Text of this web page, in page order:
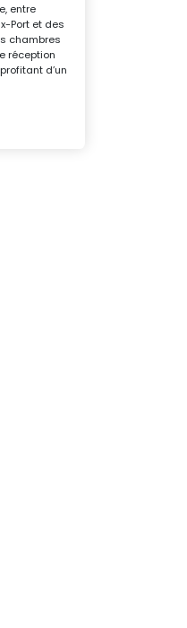
entre
Port et des
chambres
réception
d’un